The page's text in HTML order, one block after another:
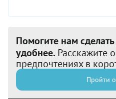
Помогите нам
удобнее. Расскажите
предпочтениях в
Пройти